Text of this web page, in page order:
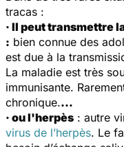
tracas :
· Il peut transmettre
: bien connue des
est due à la
La maladie est très
immunisante.
chronique.…
· ou l'herpès : autre
virus de l’herpès. Le